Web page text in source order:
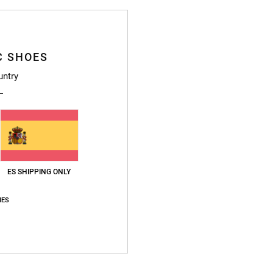
SHOES
ES SHIPPING ONLY